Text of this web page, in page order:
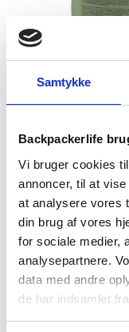
Samtykke
Backpackerlife
Vi bruger cookies
annoncer, til at
at analysere vores
din brug af vores
for sociale medier,
analysepartnere.
data med andre
de har indsamlet
Frysetørret mad –
Se alle
backpacking rygsæksrejse